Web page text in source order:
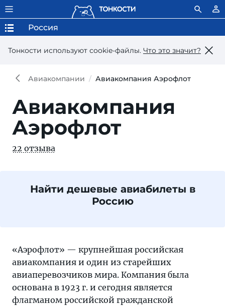
Тонкости используют сookie-файлы. Что это значит?
Россия
Авиакомпании Авиакомпания Аэрофлот
Авиакомпания
Аэрофлот
22 отзыва
Найти дешевые авиабилеты в
Россию
«Аэрофлот» — крупнейшая российская
авиакомпания и один из старейших
авиаперевозчиков мира. Компания была
основана в 1923 г. и сегодня является
флагманом российской гражданской